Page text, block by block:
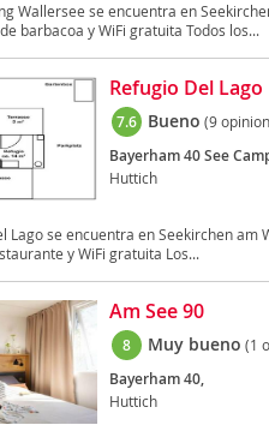
Wallersee se encuentra en
barbacoa y WiFi gratuita Todos los...
Refugio Del Lago
7.6 Bueno (9
Bayerham 40 See
Huttich
Lago se encuentra en Seekirchen am
y WiFi gratuita Los...
Am See 90
8 Muy bueno (1
Bayerham 40,
Huttich